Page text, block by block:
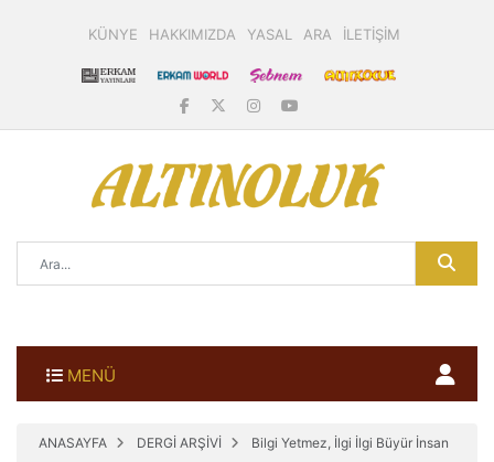
KÜNYE HAKKIMIZDA YASAL ARA İLETİŞİM
MENÜ
ANASAYFA DERGİ ARŞİVİ
Bilgi Yetmez, İlgi İlgi Büyür İnsan